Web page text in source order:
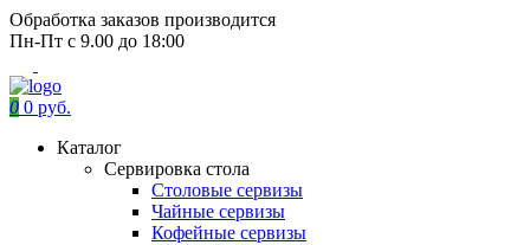
Обработка заказов производится
Пн-Пт с 9.00 до 18:00
0 0 руб.
Каталог
Сервировка стола
Столовые сервизы
Чайные сервизы
Кофейные сервизы